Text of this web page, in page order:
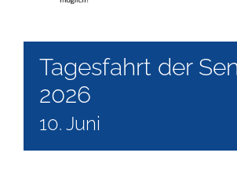
Tagesfahrt der
2026
10. Juni